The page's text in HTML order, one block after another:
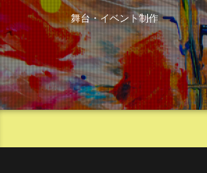
舞台・イベント制作